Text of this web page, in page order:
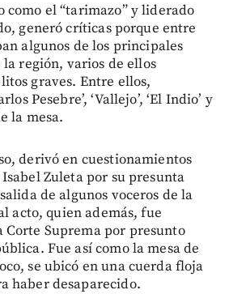
como el “tarimazo” y liderado
generó críticas porque entre
algunos de los principales
región, varios de ellos
graves. Entre ellos,
Pesebre’, ‘Vallejo’, ‘El Indio’ y
la mesa.
derivó en cuestionamientos
Zuleta por su presunta
de algunos voceros de la
acto, quien además, fue
Corte Suprema por presunto
Fue así como la mesa de
se ubicó en una cuerda floja
haber desaparecido.